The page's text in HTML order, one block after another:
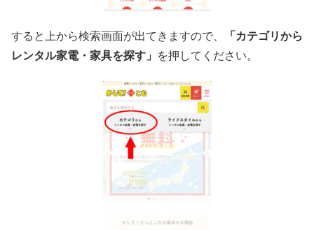
すると上から検索画面が出てきますので、
「カテゴリから
レンタル家電・家具を探す」
を押してください。